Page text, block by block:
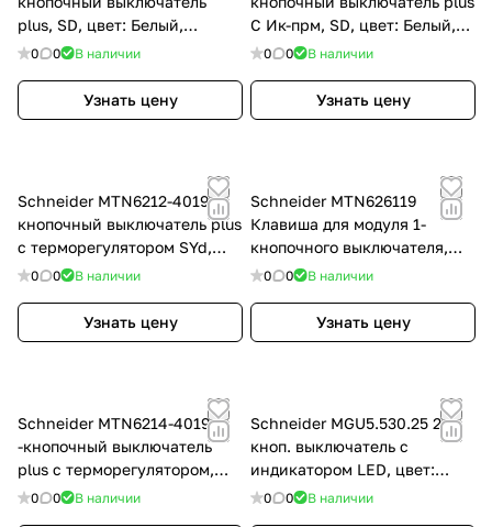
plus, SD, цвет: Белый,
оттенок: Блестящий
0 0 В наличии
Узнать цену
С Ик-прм, SD, цвет: Белый,
оттенок: Блестящий
0 0 В наличии
Узнать цену
Schneider MTN6212-4019 2-
кнопочный выключатель plus
с терморегулятором SYd,
цвет: Белый, оттенок:
0 0 В наличии
Узнать цену
Schneider MTN626119
Клавиша для модуля 1-
кнопочного выключателя,
SD, цвет: Белый, оттенок:
RAL 9010
0 0 В наличии
Узнать цену
Schneider MTN6214-4019 4
-кнопочный выключатель
plus с терморегулятором,
SYD, цвет: Белый, оттенок:
0 0 В наличии
Schneider MGU5.530.25 2-
кноп. выключатель с
индикатором LED, цвет:
Бежевый, оттенок: Слоновая
0 0 В наличии